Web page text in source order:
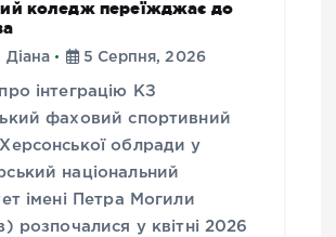
коледж переїжджає до
Діана 5 Серпня, 2026
інтеграцію КЗ
фаховий спортивний
облради у
національний
імені Петра Могили
розпочалися у квітні 2026